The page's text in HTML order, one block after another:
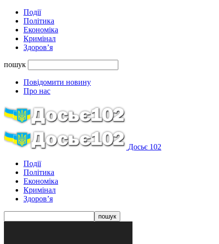
Події
Політика
Економіка
Кримінал
Здоров’я
пошук
Повідомити новину
Про нас
Досьє 102
Події
Політика
Економіка
Кримінал
Здоров’я